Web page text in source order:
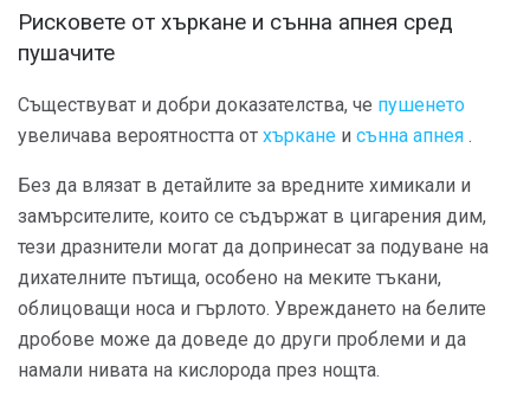
Рисковете от хъркане и сънна апнея сред
пушачите
Съществуват и добри доказателства, че пушенето
увеличава вероятността от хъркане и сънна апнея .
Без да влязат в детайлите за вредните химикали и
замърсителите, които се съдържат в цигарения дим,
тези дразнители могат да допринесат за подуване на
дихателните пътища, особено на меките тъкани,
облицоващи носа и гърлото. Увреждането на белите
дробове може да доведе до други проблеми и да
намали нивата на кислорода през нощта.